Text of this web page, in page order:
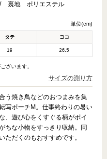
裏地 ポリエステル
単位(cm)
タテ ヨコ
19 26.5
ざいます。
サイズの測り方
う焼き鳥などのおつまみを集
写ポーチM。仕事終わりの暑い
、遊び心をくすぐる柄がポイ
ちな小物をすっきり収納。同
ただくのもおすすめです。